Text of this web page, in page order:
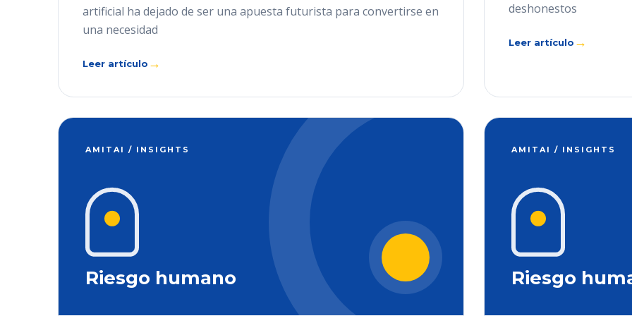
artificial ha dejado de ser una apuesta futurista para convertirse en
una necesidad
Leer artículo →
deshonestos
Leer artículo →
AMITAI / INSIGHTS
Riesgo humano
AMITAI / INSIGHTS
Riesgo